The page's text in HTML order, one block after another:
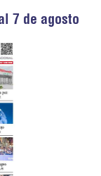
7 de agosto